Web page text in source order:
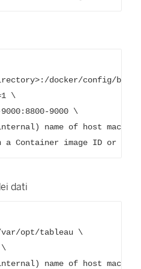
docker/config/
\
9000 \
name of host
Container image ID or tag>
dati
var/opt/tableau \
\
name of host